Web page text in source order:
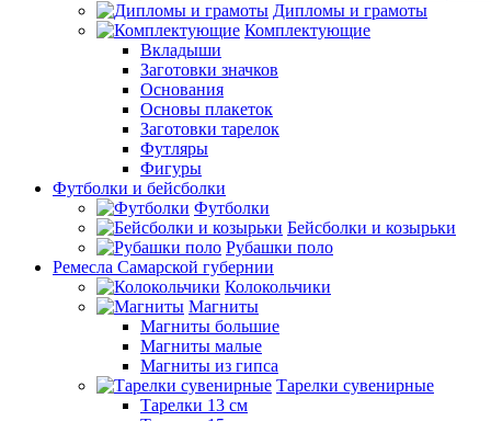
Дипломы и грамоты
Комплектующие
Вкладыши
Заготовки значков
Основания
Основы плакеток
Заготовки тарелок
Футляры
Фигуры
Футболки и бейсболки
Футболки
Бейсболки и козырьки
Рубашки поло
Ремесла Самарской губернии
Колокольчики
Магниты
Магниты большие
Магниты малые
Магниты из гипса
Тарелки сувенирные
Тарелки 13 см